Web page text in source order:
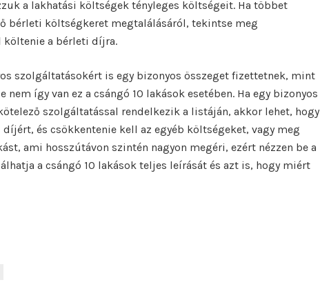
a lakhatási költségek tényleges költségeit. Ha többet
bérleti költségkeret megtalálásáról, tekintse meg
a bérleti díjra.
szolgáltatásokért is egy bizonyos összeget fizettetnek, mint
így van ez a csángó 10 lakások esetében. Ha egy bizonyos
szolgáltatással rendelkezik a listáján, akkor lehet, hogy
és csökkentenie kell az egyéb költségeket, vagy meg
ami hosszútávon szintén nagyon megéri, ezért nézzen be a
a csángó 10 lakások teljes leírását és azt is, hogy miért